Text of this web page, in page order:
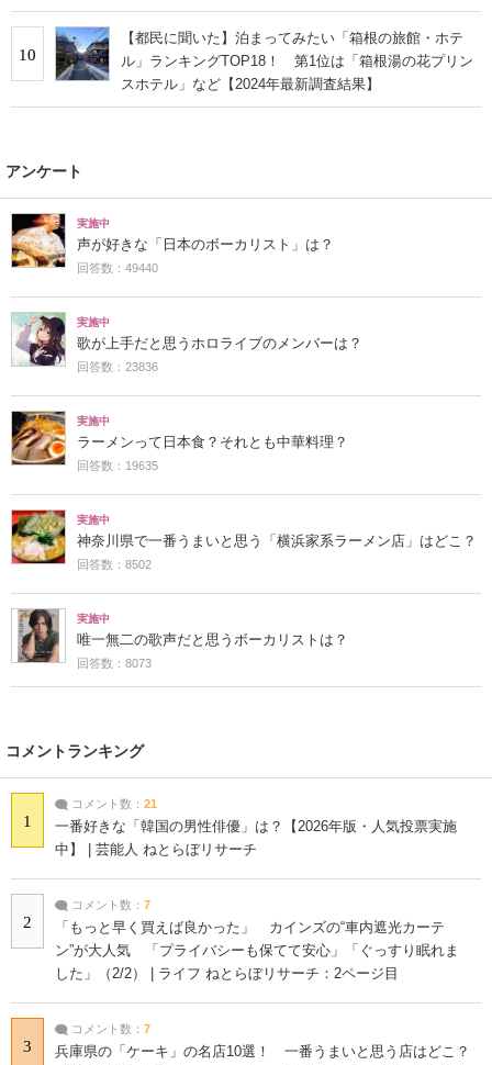
10
【都民に聞いた】泊まってみたい「箱根の旅館・ホテ
ル」ランキングTOP18！ 第1位は「箱根湯の花プリン
スホテル」など【2024年最新調査結果】
アンケート
実施中
声が好きな「日本のボーカリスト」は？
回答数：49440
実施中
歌が上手だと思うホロライブのメンバーは？
回答数：23836
実施中
ラーメンって日本食？それとも中華料理？
回答数：19635
実施中
神奈川県で一番うまいと思う「横浜家系ラーメン店」はどこ？
回答数：8502
実施中
唯一無二の歌声だと思うボーカリストは？
回答数：8073
コメントランキング
1
コメント数： 21
一番好きな「韓国の男性俳優」は？【2026年版・人気投票実施
中】 | 芸能人 ねとらぼリサーチ
2
コメント数： 7
「もっと早く買えば良かった」 カインズの“車内遮光カーテ
ン”が大人気 「プライバシーも保てて安心」「ぐっすり眠れま
した」（2/2） | ライフ ねとらぼリサーチ：2ページ目
3
コメント数： 7
兵庫県の「ケーキ」の名店10選！ 一番うまいと思う店はどこ？